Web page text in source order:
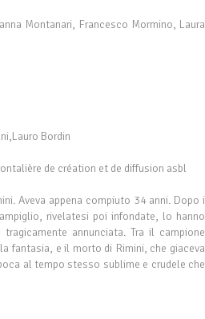
Montanari, Francesco Mormino, Laura
Bordin
de création et de diffusion asbl
Aveva appena compiuto 34 anni. Dopo i
rivelatesi poi infondate, lo hanno
annunciata. Tra il campione
fantasia, e il morto di Rimini, che giaceva
al tempo stesso sublime e crudele che